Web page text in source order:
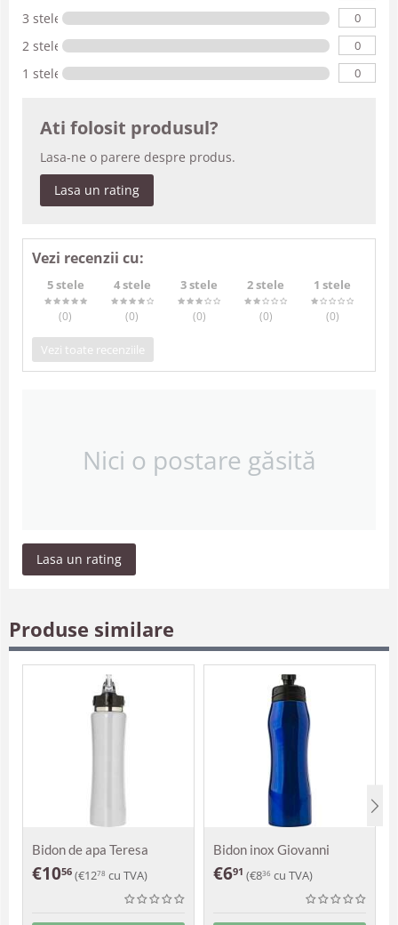
3 stele 0
2 stele 0
1 stele 0
Ati folosit produsul?
Lasa-ne o parere despre produs.
Lasa un rating
Vezi recenzii cu:
5 stele
(0)
4 stele
(0)
3 stele
(0)
2 stele
(0)
1 stele
(0)
Vezi toate recenziile
Nici o postare găsită
Lasa un rating
Produse similare
Bidon de apa Teresa
€1056 (€1278 cu TVA)
Bidon inox Giovanni
€691 (€836 cu TVA)